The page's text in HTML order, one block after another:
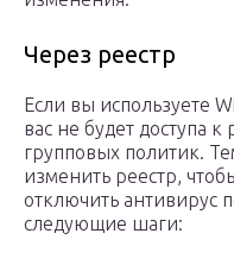
Через реестр
Если вы используете
вас не будет доступа
групповых политик.
изменить реестр,
отключить антивирус
следующие шаги: